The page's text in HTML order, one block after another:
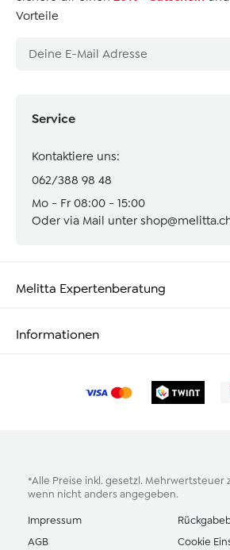
Service
Kontaktiere uns:
062/388 98 48
Mo - Fr 08:00 - 15:00
Oder via Mail unter
Melitta Expertenberatung
Informationen
Vorteile
*Alle Preise inkl. gesetzl. Mehrwertsteuer
wenn nicht anders angegeben.
Impressum
AGB
Cookie